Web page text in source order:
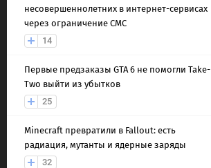
несовершеннолетних в интернет-сервисах
через ограничение СМС
14
Первые предзаказы GTA 6 не помогли Take-
Two выйти из убытков
25
Minecraft превратили в Fallout: есть
радиация, мутанты и ядерные заряды
32